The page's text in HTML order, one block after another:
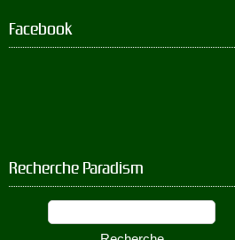
Facebook
Recherche Paradism